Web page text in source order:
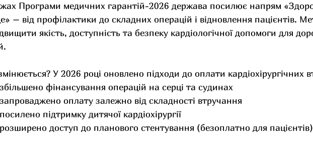
Програми медичних гарантій-2026 держава посилює напрям
– від профілактики до складних операцій і відновлення пацієнтів.
якість, доступність та безпеку кардіологічної допомоги для
У 2026 році оновлено підходи до оплати кардіохірургічних
збільшено фінансування операцій на серці та судинах
запроваджено оплату залежно від складності втручання
посилено підтримку дитячої кардіохірургії
розширено доступ до планового стентування (безоплатно для пацієнтів)